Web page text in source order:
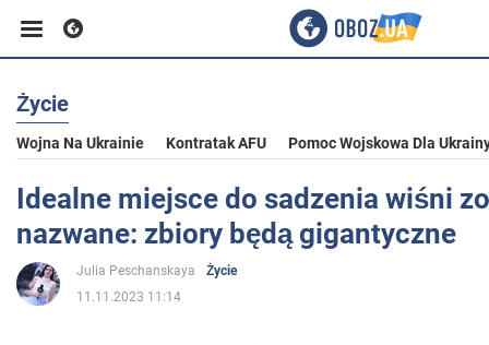
Biznes
Sport
Rozrywka
Życie
Wojna Na Ukrainie Kontratak AFU Pomoc Wojskowa Dla
Idealne miejsce do sadzenia wiśni
nazwane: zbiory będą gigantyczne
Julia Peschanskaya
Życie
11.11.2023 11:14